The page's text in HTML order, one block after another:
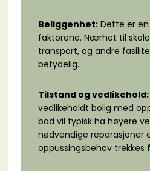
Beliggenhet: Dette er
faktorene. Nærhet til
transport, og andre
betydelig.
Tilstand og vedlikehold:
vedlikeholdt bolig med
bad vil typisk ha høyere
nødvendige reparasjoner
oppussingsbehov trekkes